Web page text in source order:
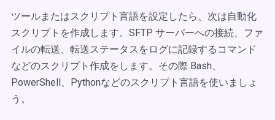
ツールまたはスクリプト言語を設定したら、次は自動化
スクリプトを作成します。SFTP サーバーへの接続、ファ
イルの転送、転送ステータスをログに記録するコマンド
などのスクリプト作成をします。その際 Bash、
PowerShell、Pythonなどのスクリプト言語を使いましょ
う。